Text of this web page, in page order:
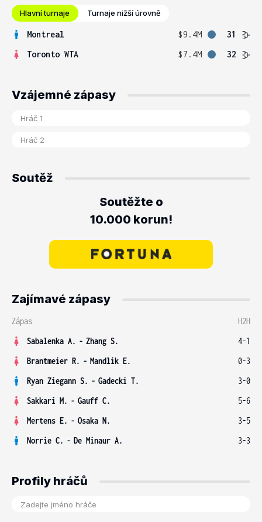
Hlavní turnaje Turnaje nižší úrovně
Montreal $9.4M
31
Toronto WTA
$7.4M 32
Vzájemné zápasy
Soutěž
Soutěžte o
10.000 korun!
Zajímavé zápasy
Zápas
H2H
Sabalenka A. - Zhang S.
4-1
Brantmeier R. - Mandlik E.
0-3
Ryan Ziegann S. - Gadecki T.
3-0
Sakkari M. - Gauff C.
5-6
Mertens E. - Osaka N.
3-5
Norrie C. - De Minaur A. 3-3
Profily hráčů